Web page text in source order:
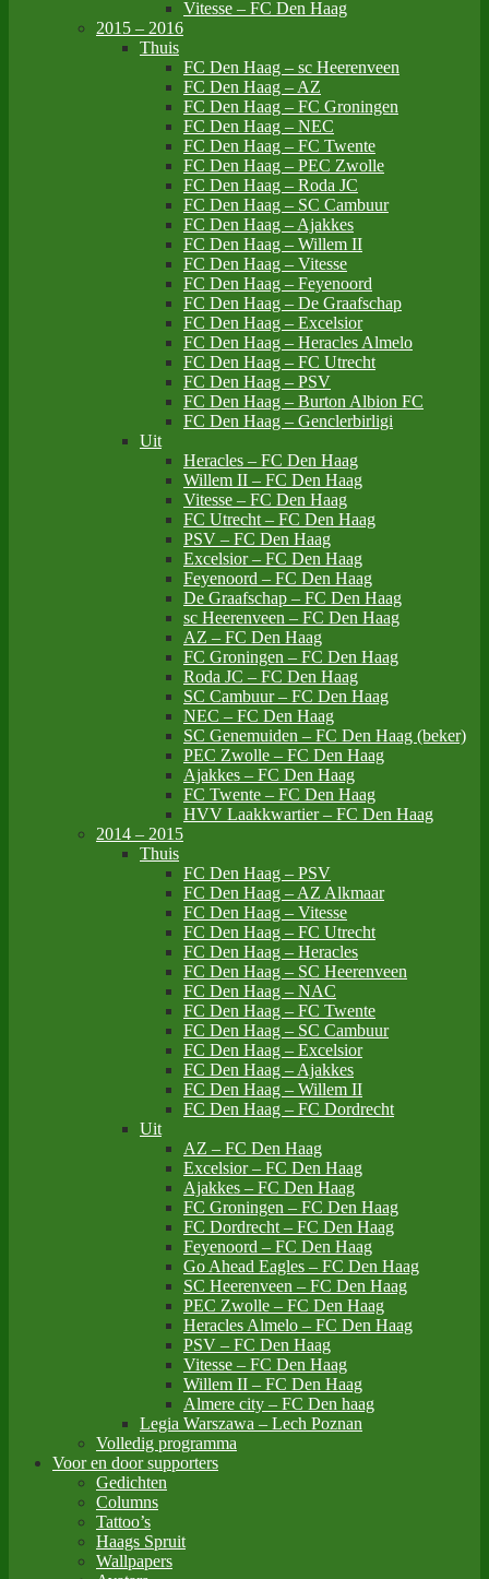
Vitesse – FC Den Haag
2015 – 2016
Thuis
FC Den Haag – sc Heerenveen
FC Den Haag – AZ
FC Den Haag – FC Groningen
FC Den Haag – NEC
FC Den Haag – FC Twente
FC Den Haag – PEC Zwolle
FC Den Haag – Roda JC
FC Den Haag – SC Cambuur
FC Den Haag – Ajakkes
FC Den Haag – Willem II
FC Den Haag – Vitesse
FC Den Haag – Feyenoord
FC Den Haag – De Graafschap
FC Den Haag – Excelsior
FC Den Haag – Heracles Almelo
FC Den Haag – FC Utrecht
FC Den Haag – PSV
FC Den Haag – Burton Albion FC
FC Den Haag – Genclerbirligi
Uit
Heracles – FC Den Haag
Willem II – FC Den Haag
Vitesse – FC Den Haag
FC Utrecht – FC Den Haag
PSV – FC Den Haag
Excelsior – FC Den Haag
Feyenoord – FC Den Haag
De Graafschap – FC Den Haag
sc Heerenveen – FC Den Haag
AZ – FC Den Haag
FC Groningen – FC Den Haag
Roda JC – FC Den Haag
SC Cambuur – FC Den Haag
NEC – FC Den Haag
SC Genemuiden – FC Den Haag (beker)
PEC Zwolle – FC Den Haag
Ajakkes – FC Den Haag
FC Twente – FC Den Haag
HVV Laakkwartier – FC Den Haag
2014 – 2015
Thuis
FC Den Haag – PSV
FC Den Haag – AZ Alkmaar
FC Den Haag – Vitesse
FC Den Haag – FC Utrecht
FC Den Haag – Heracles
FC Den Haag – SC Heerenveen
FC Den Haag – NAC
FC Den Haag – FC Twente
FC Den Haag – SC Cambuur
FC Den Haag – Excelsior
FC Den Haag – Ajakkes
FC Den Haag – Willem II
FC Den Haag – FC Dordrecht
Uit
AZ – FC Den Haag
Excelsior – FC Den Haag
Ajakkes – FC Den Haag
FC Groningen – FC Den Haag
FC Dordrecht – FC Den Haag
Feyenoord – FC Den Haag
Go Ahead Eagles – FC Den Haag
SC Heerenveen – FC Den Haag
PEC Zwolle – FC Den Haag
Heracles Almelo – FC Den Haag
PSV – FC Den Haag
Vitesse – FC Den Haag
Willem II – FC Den Haag
Almere city – FC Den haag
Legia Warszawa – Lech Poznan
Volledig programma
Voor en door supporters
Gedichten
Columns
Tattoo’s
Haags Spruit
Wallpapers